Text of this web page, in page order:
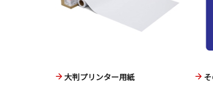
大判プリンター用紙